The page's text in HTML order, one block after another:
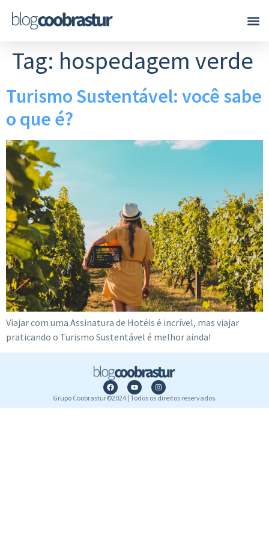
Tag: hospedagem verde
Turismo Sustentável: você sabe
o que é?
Viajar com uma Assinatura de Hotéis é incrível, mas viajar
praticando o Turismo Sustentável é melhor ainda!
Grupo Coobrastur©2024 | Todos os direitos reservados.